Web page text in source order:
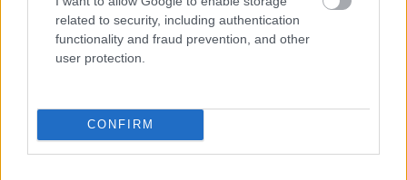
related to security, including authentication
functionality and fraud prevention, and other
user protection.
CONFIRM
Meccs Center
Paris Saint-Germain